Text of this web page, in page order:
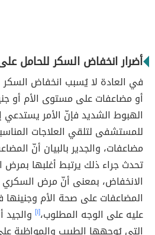
أضرار انخفاض السكر للحامل
في العادة لا يُسبب انخفاض
أو مضاعفات على مستوى الأم أو
الهبوط الشديد فإنّ الأمر يستدعي
للمستشفى لتلقي العلاجات
مضاعفات، والجدير بالبيان أنّ
تحدث جراء ذلك يرتبط أغلبها
الانخفاض، بمعنى أنّ مرض
المضاعفات على صحة الأم
عليه على الوجه المطلوب،[١] والجيد
التي يُوجهها الطبيب والمواظبة